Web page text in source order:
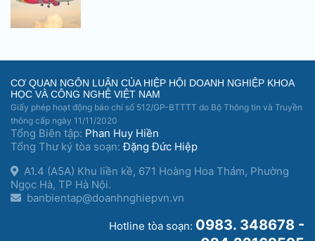
CƠ QUAN NGÔN LUẬN CỦA HIỆP HỘI DOANH NGHIỆP KHOA
HỌC VÀ CÔNG NGHỆ VIỆT NAM
Giấy phép hoạt động báo chí số 512/GP-BTTTT do Bộ Thông tin và Truyền
thông cấp ngày 11/11/2020
Tổng Biên tập: Phan Huy Hiền
Tổng Thư ký tòa soạn:Đặng Đức Hiệp
A1.4 (A5A) Khu liền kề, 671 Hoàng Hoa Thám, Phường
Ngọc Hà, TP Hà Nội.
banbientap@doanhnghiepvn.vn
Hotline tòa soạn: 0983. 348678 -